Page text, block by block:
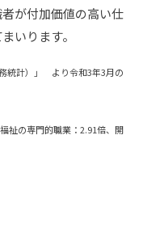
が付加価値の高い仕
いります。
統計）」 より令和3年3月の
祉の専門的職業：2.91倍、開